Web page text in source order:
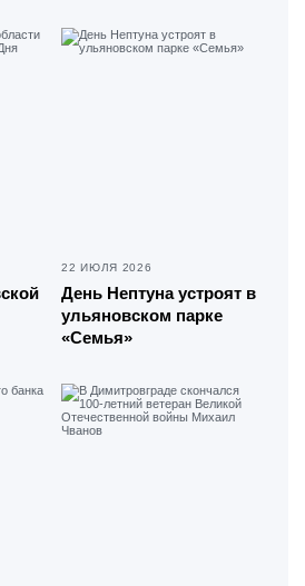
22 ИЮЛЯ 2026
День Нептуна устроят в
ульяновском парке
«Семья»